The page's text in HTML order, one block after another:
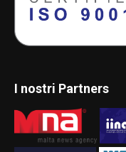
I nostri Partners